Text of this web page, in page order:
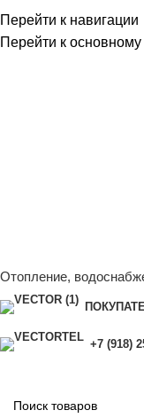
Перейти к навигации
Перейти к
Отопление,
+7 (918)